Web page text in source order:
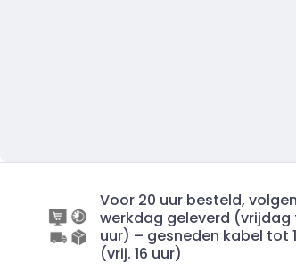
Voor 20 uur besteld,
werkdag geleverd (vrijdag
uur) – gesneden kabel tot
(vrij. 16 uur)